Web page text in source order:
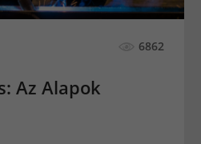
6862
Az Alapok